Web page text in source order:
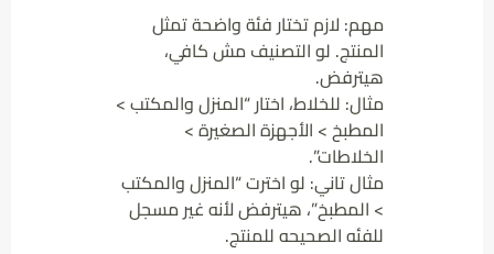
مهم: لازم تختار فئة واضحة تمثل
المنتج. لو التصنيف مش كافي،
هيترفض.
مثال: للخلاط، اختار “المنزل والمكتب >
المطبخ > الأجهزة الصغيرة >
الخلاطات”.
مثال تاني: لو اخترت “المنزل والمكتب
> المطبخ”، هيترفض لأنه غير مسجل
للفئه الصحيحه للمنتج.